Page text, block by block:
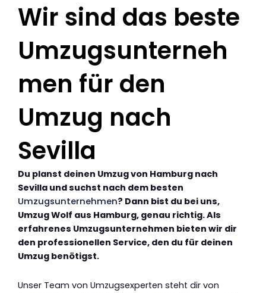
Wir sind das beste
Umzugsunterneh
men für den
Umzug nach
Sevilla
Du planst deinen Umzug von Hamburg nach
Sevilla und suchst nach dem besten
Umzugsunternehmen? Dann bist du bei uns,
Umzug Wolf aus Hamburg, genau richtig. Als
erfahrenes Umzugsunternehmen bieten wir dir
den professionellen Service, den du für deinen
Umzug benötigst.
Unser Team von Umzugsexperten steht dir von